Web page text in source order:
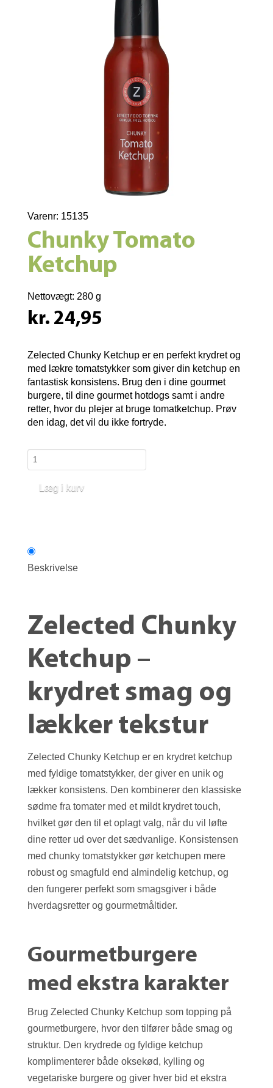
Varenr: 15135
Chunky Tomato
Ketchup
Nettovægt: 280 g
kr. 24,95
Zelected Chunky Ketchup er en perfekt krydret og
med lækre tomatstykker som giver din ketchup en
fantastisk konsistens. Brug den i dine gourmet
burgere, til dine gourmet hotdogs samt i andre
retter, hvor du plejer at bruge tomatketchup. Prøv
den idag, det vil du ikke fortryde.
Læg i kurv
Beskrivelse
Zelected Chunky
Ketchup –
krydret smag og
lækker tekstur
Zelected Chunky Ketchup er en krydret ketchup
med fyldige tomatstykker, der giver en unik og
lækker konsistens. Den kombinerer den klassiske
sødme fra tomater med et mildt krydret touch,
hvilket gør den til et oplagt valg, når du vil løfte
dine retter ud over det sædvanlige. Konsistensen
med chunky tomatstykker gør ketchupen mere
robust og smagfuld end almindelig ketchup, og
den fungerer perfekt som smagsgiver i både
hverdagsretter og gourmetmåltider.
Gourmetburgere
med ekstra karakter
Brug Zelected Chunky Ketchup som topping på
gourmetburgere, hvor den tilfører både smag og
struktur. Den krydrede og fyldige ketchup
komplimenterer både oksekød, kylling og
vegetariske burgere og giver hver bid et ekstra